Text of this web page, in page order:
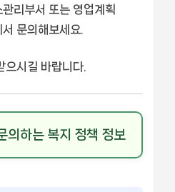
리부서 또는 영업계획
문의해보세요.
으시길 바랍니다.
의하는 복지 정책 정보